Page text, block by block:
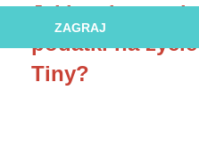
Jaki wpływ mają
podatki na życie
Tiny?
ZAGRAJ